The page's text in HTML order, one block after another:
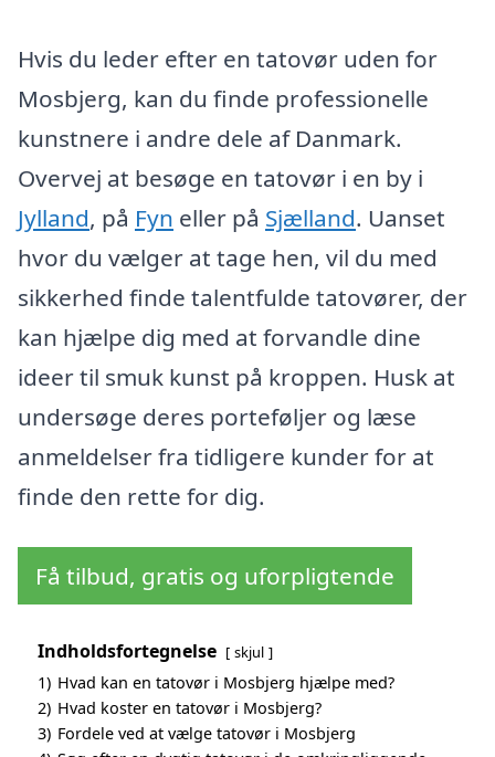
Hvis du leder efter en tatovør uden for
Mosbjerg, kan du finde professionelle
kunstnere i andre dele af Danmark.
Overvej at besøge en tatovør i en by i
Jylland, på Fyn eller på Sjælland. Uanset
hvor du vælger at tage hen, vil du med
sikkerhed finde talentfulde tatovører, der
kan hjælpe dig med at forvandle dine
ideer til smuk kunst på kroppen. Husk at
undersøge deres porteføljer og læse
anmeldelser fra tidligere kunder for at
finde den rette for dig.
Få tilbud, gratis og uforpligtende
Indholdsfortegnelse skjul
1) Hvad kan en tatovør i Mosbjerg hjælpe med?
2) Hvad koster en tatovør i Mosbjerg?
3) Fordele ved at vælge tatovør i Mosbjerg